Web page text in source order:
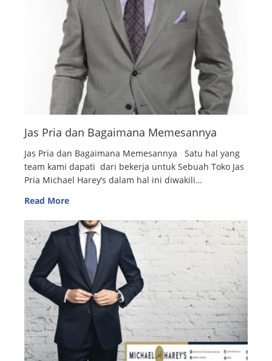
Jas Pria dan Bagaimana Memesannya
Jas Pria dan Bagaimana Memesannya Satu hal yang
team kami dapati dari bekerja untuk Sebuah Toko Jas
Pria Michael Harey’s dalam hal ini diwakili…
Read More